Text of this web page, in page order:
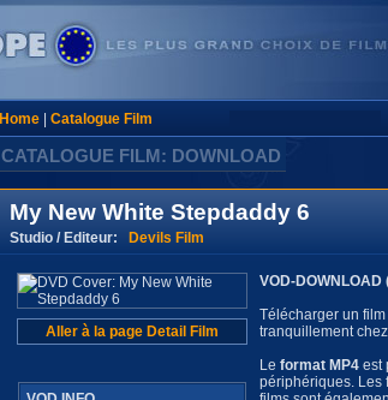
Home| Catalogue Film
CATALOGUE FILM: DOWNLOAD
My New White Stepdaddy 6
Studio / Editeur: Devils Film
Aller à la page Detail Film
VOD-
Télécharger un
tranquillement
Le format MP4 est
périphériques. Les